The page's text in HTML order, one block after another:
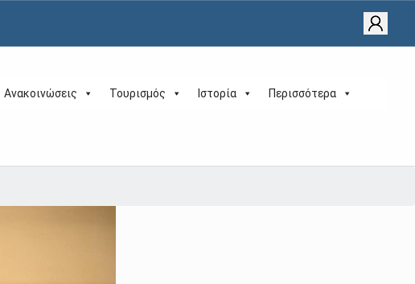
Ανακοινώσεις Τουρισμός Ιστορία Περισσότερα